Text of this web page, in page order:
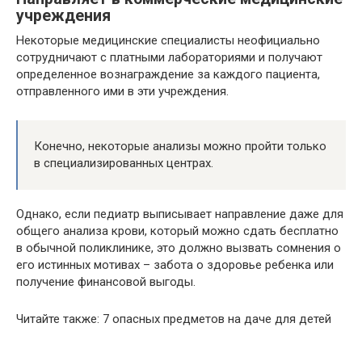
учреждения
Некоторые медицинские специалисты неофициально
сотрудничают с платными лабораториями и получают
определенное вознаграждение за каждого пациента,
отправленного ими в эти учреждения.
Конечно, некоторые анализы можно пройти только
в специализированных центрах.
Однако, если педиатр выписывает направление даже для
общего анализа крови, который можно сдать бесплатно
в обычной поликлинике, это должно вызвать сомнения о
его истинных мотивах – забота о здоровье ребенка или
получение финансовой выгоды.
Читайте также: 7 опасных предметов на даче для детей